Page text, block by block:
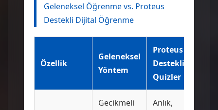
Geleneksel Öğrenme vs. Proteus
Destekli Dijital Öğrenme
Özellik
Geleneksel
Yöntem
Proteus
Destekli
Quizler
Gecikmeli
Anlık,